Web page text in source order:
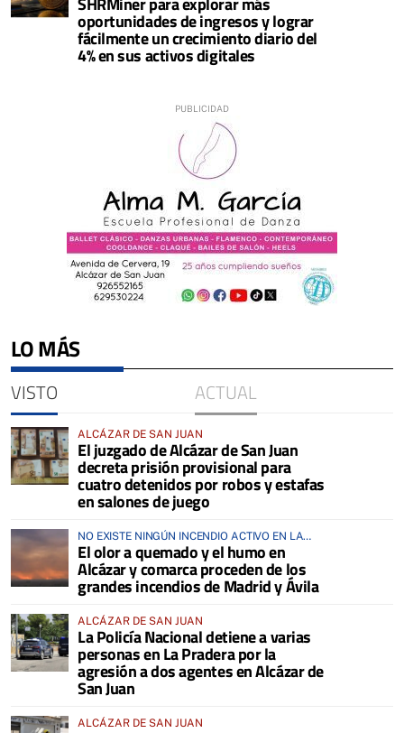
oportunidades de ingresos y lograr
fácilmente un crecimiento diario del
4% en sus activos digitales
LO MÁS
VISTO ACTUAL
ALCÁZAR DE SAN JUAN
El juzgado de Alcázar de San Juan
decreta prisión provisional para
cuatro detenidos por robos y estafas
en salones de juego
NO EXISTE NINGÚN INCENDIO ACTIVO EN LA
COMARCA
El olor a quemado y el humo en
Alcázar y comarca proceden de los
grandes incendios de Madrid y Ávila
ALCÁZAR DE SAN JUAN
La Policía Nacional detiene a varias
personas en La Pradera por la
agresión a dos agentes en Alcázar de
San Juan
ALCÁZAR DE SAN JUAN